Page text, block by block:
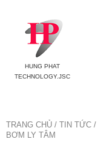
HUNG PHAT
TECHNOLOGY.JSC
TRANG CHỦ TIN TỨC
BƠM LY TÂM